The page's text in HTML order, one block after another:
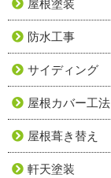
屋根塗装
防水工事
サイディング
屋根カバー工法
屋根葺き替え
軒天塗装